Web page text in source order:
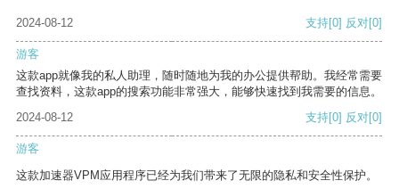
2024-08-12 支持[0] 反对[0]
游客
这款app就像我的私人助理，随时随地为我的办公提供帮助。我经常需要
查找资料，这款app的搜索功能非常强大，能够快速找到我需要的信息。
2024-08-12
支持[0] 反对[0]
游客
这款加速器VPM应用程序已经为我们带来了无限的隐私和安全性保护。